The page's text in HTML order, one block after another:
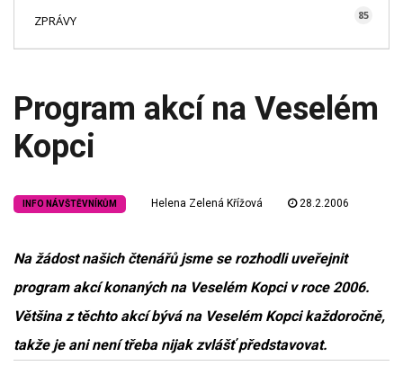
ZPRÁVY 85
Program akcí na Veselém
Kopci
INFO NÁVŠTĚVNÍKŮM Helena Zelená Křížová 28.2.2006
Na žádost našich čtenářů jsme se rozhodli uveřejnit
program akcí konaných na Veselém Kopci v roce 2006.
Většina z těchto akcí bývá na Veselém Kopci každoročně,
takže je ani není třeba nijak zvlášť představovat.